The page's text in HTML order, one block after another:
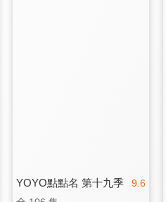
9.6
YOYO點點名 第十九季